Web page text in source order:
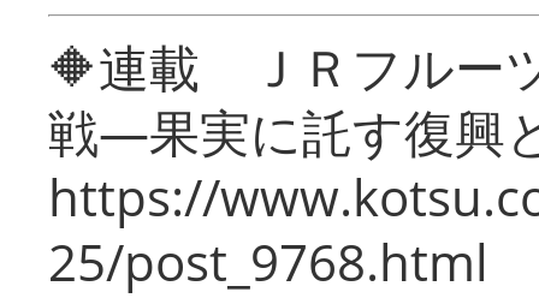
🔶連載 ＪＲフルー
戦―果実に託す復興
https://
25/post_9768.html